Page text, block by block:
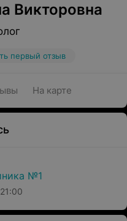
Викторовна
первый отзыв
На карте
№1